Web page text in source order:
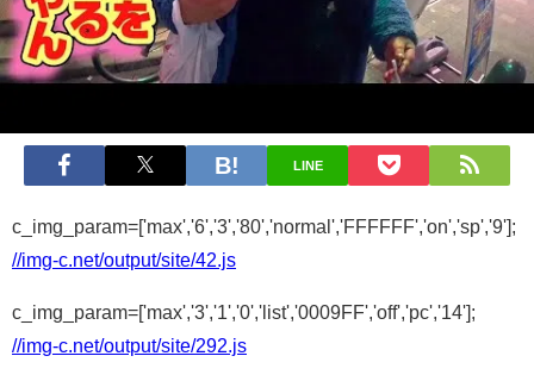
LINE
c_img_param=['max','6','3','80','normal','FFFFFF','on','sp','9'];
//img-c.net/output/site/42.js
c_img_param=['max','3','1','0','list','0009FF','off','pc','14'];
//img-c.net/output/site/292.js